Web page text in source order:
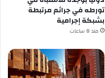
تورطه في جرائم مرتبطة
بشبكة إجرامية
منذ 8 ساعات